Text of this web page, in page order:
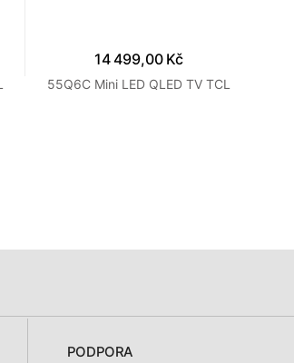
14 499,00 Kč
55Q6C Mini LED QLED TV TCL
PODPORA